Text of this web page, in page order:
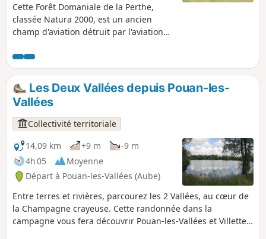
Cette Forêt Domaniale de la Perthe,
classée Natura 2000, est un ancien
champ d'aviation détruit par l'aviation
ruine, ce lieu a été cédé au domaine.
Les Deux Vallées depuis Pouan-les-
Vallées
Collectivité territoriale
14,09 km
+9 m
-9 m
4h 05
Moyenne
Départ à Pouan-les-Vallées (Aube)
Entre terres et rivières, parcourez les 2 Vallées, au cœur de
la Champagne crayeuse. Cette randonnée dans la
campagne vous fera découvrir Pouan-les-Vallées et Villette-